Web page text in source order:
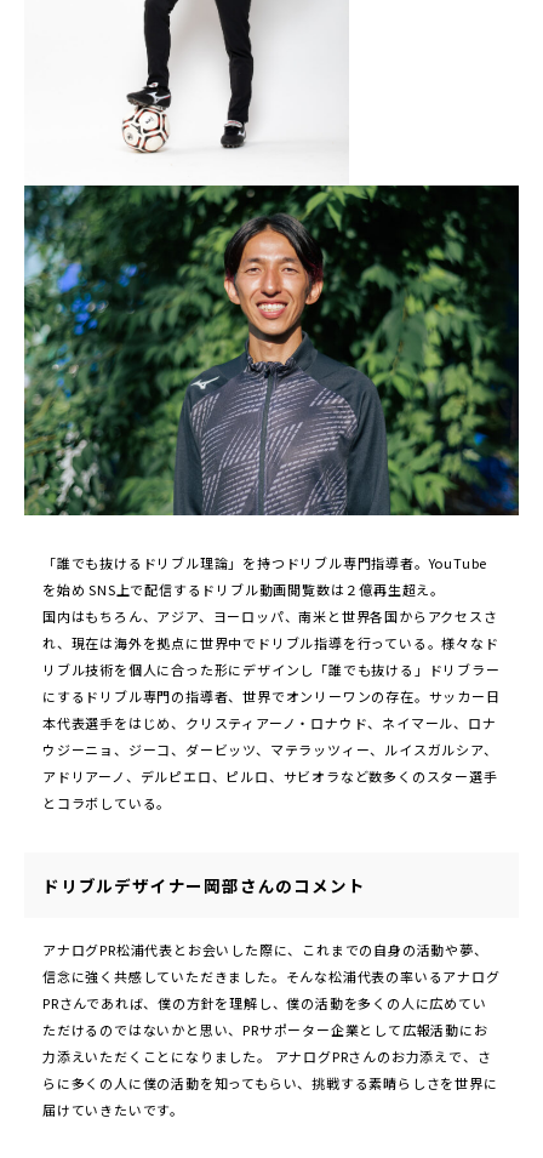
「誰でも抜けるドリブル理論」を持つドリブル専門指導者。YouTube
を始め SNS上で配信するドリブル動画閲覧数は２億再生超え。
国内はもちろん、アジア、ヨーロッパ、南米と世界各国からアクセスさ
れ、現在は海外を拠点に世界中でドリブル指導を行っている。様々なド
リブル技術を個人に合った形にデザインし「誰でも抜ける」ドリブラー
にするドリブル専門の指導者、世界でオンリーワンの存在。サッカー日
本代表選手をはじめ、クリスティアーノ・ロナウド、ネイマール、ロナ
ウジーニョ、ジーコ、ダービッツ、マテラッツィー、ルイスガルシア、
アドリアーノ、デルピエロ、ピルロ、サビオラなど数多くのスター選手
とコラボしている。
ドリブルデザイナー岡部さんのコメント
アナログPR松浦代表とお会いした際に、これまでの自身の活動や夢、
信念に強く共感していただきました。そんな松浦代表の率いるアナログ
PRさんであれば、僕の方針を理解し、僕の活動を多くの人に広めてい
ただけるのではないかと思い、PRサポーター企業として広報活動にお
力添えいただくことになりました。 アナログPRさんのお力添えで、さ
らに多くの人に僕の活動を知ってもらい、挑戦する素晴らしさを世界に
届けていきたいです。